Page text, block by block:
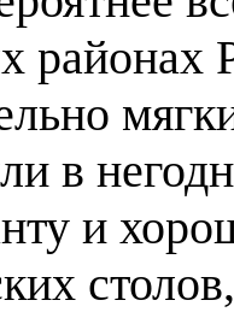
районах
в
и